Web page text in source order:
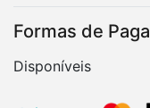
Formas de
Disponíveis